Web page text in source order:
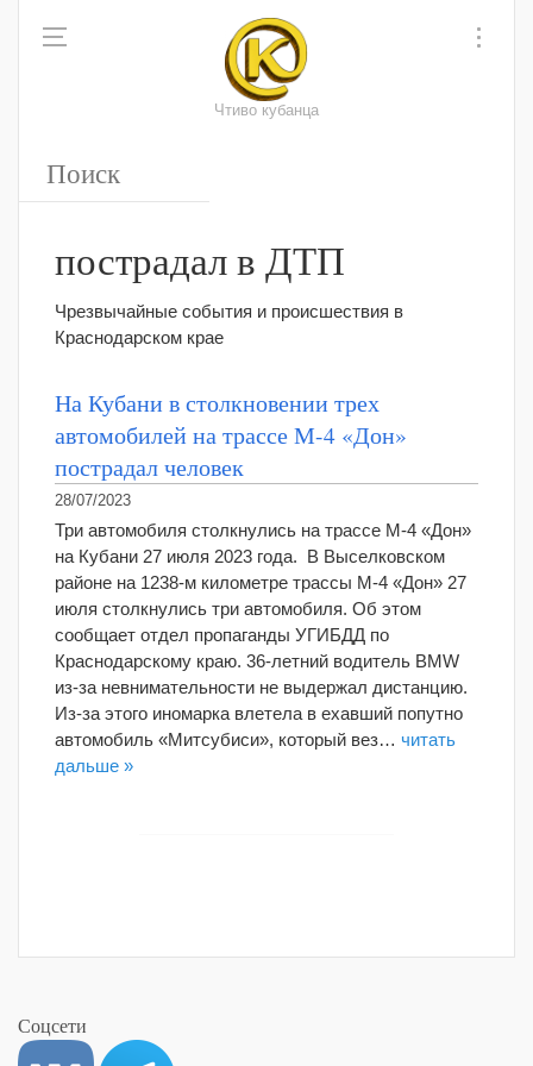
Чтиво кубанца
пострадал в ДТП
Чрезвычайные события и происшествия в
Краснодарском крае
На Кубани в столкновении трех
автомобилей на трассе М-4 «Дон»
пострадал человек
28/07/2023
Три автомобиля столкнулись на трассе М-4 «Дон»
на Кубани 27 июля 2023 года. В Выселковском
районе на 1238-м километре трассы М-4 «Дон» 27
июля столкнулись три автомобиля. Об этом
сообщает отдел пропаганды УГИБДД по
Краснодарскому краю. 36-летний водитель BMW
из-за невнимательности не выдержал дистанцию.
Из-за этого иномарка влетела в ехавший попутно
автомобиль «Митсубиси», который вез… читать
дальше »
Соцсети